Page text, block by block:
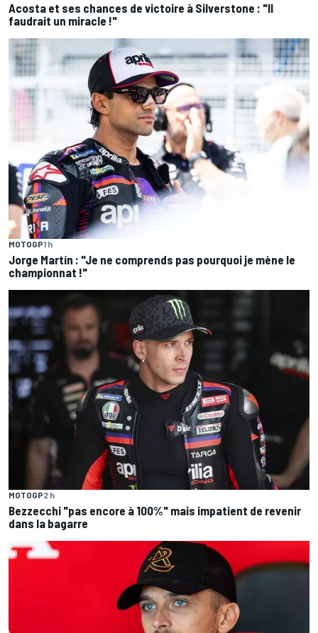
Acosta et ses chances de victoire à Silverstone : "Il
faudrait un miracle !"
MOTOGP1 h
Jorge Martín : "Je ne comprends pas pourquoi je mène le
championnat !"
MOTOGP2 h
Bezzecchi "pas encore à 100%" mais impatient de revenir
dans la bagarre